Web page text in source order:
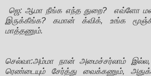
ஜெ: ஆமா நீங்க எந்த துறை? எவ்ளோ
இருக்கீங்க? கமான் க்விக், உங்க
மாத்தணும்.
செல்வா:அம்மா நான் அமைச்சர்லாம் இல்ல,
ரெண்டையும் சேர்த்து வைக்கணும்,